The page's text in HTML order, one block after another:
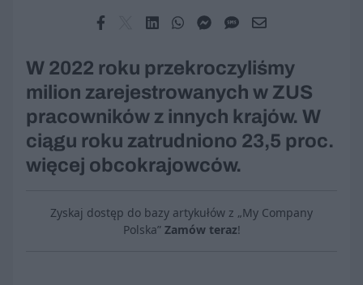
W 2022 roku przekroczyliśmy
milion zarejestrowanych w ZUS
pracowników z innych krajów. W
ciągu roku zatrudniono 23,5 proc.
więcej obcokrajowców.
Zyskaj dostęp do bazy artykułów z „My Company
Polska” Zamów teraz!